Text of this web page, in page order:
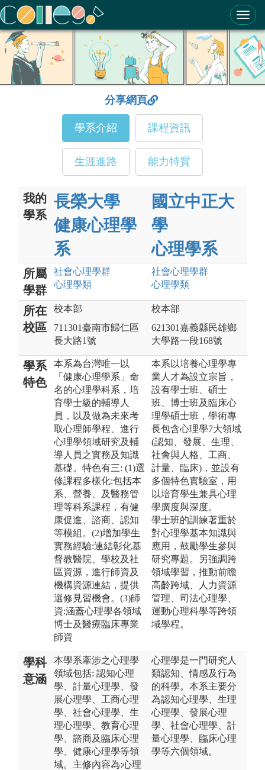
ColleGo! 大學選才與高中育才輔助系統
分享網頁
學系介紹 課程資訊
生涯進路 能力特質
我的
學系
長榮大學
健康心理學
系
國立中正大
學
心理學系
所屬
學群
社會心理學群
心理學類
社會心理學群
心理學類
所在
校區
校本部
711301臺南市歸仁區
長大路1號
校本部
621301嘉義縣民雄鄉
大學路一段168號
學系
特色
本系為台灣唯一以
「健康心理學系」命
名的心理學科系，培
育學士級的輔導人
員，以及做為未來考
取心理師學程、進行
心理學領域研究及輔
導人員之實務及知識
基礎。特色有三: (1)選
修課程多樣化:包括本
系、營養、及醫務管
理等科系課程，有健
康促進、諮商、認知
等模組。(2)增加學生
實務經驗:連結彰化基
督教醫院、學校及社
區資源，進行師資及
機構資源連結，提供
選修見習機會。(3)師
資:涵蓋心理學各領域
博士及醫療臨床專業
師資
本系以培養心理學專
業人才為設立宗旨，
設有學士班、碩士
班、博士班及臨床心
理學碩士班，學術專
長包含心理學7大領域
(認知、發展、生理、
社會與人格、工商、
計量、臨床)，並設有
多個特色實驗室，用
以培育學生兼具心理
學廣度與深度。
學士班的訓練著重於
對心理學基本知識與
應用，鼓勵學生參與
研究專題。另強調跨
領域學習，推動前瞻
高齡跨域、人力資源
管理、司法心理學、
運動心理科學等跨領
域學程。
學科
意涵
本學系牽涉之心理學
領域包括: 認知心理
學、計量心理學、發
展心理學、工商心理
學、社會心理學、生
理心理學、教育心理
學、諮商及臨床心理
學、健康心理學等領
域。主修內容為:心理
心理學是一門研究人
類認知、情感及行為
的科學。本系主要分
為認知心理學、生理
心理學、發展心理
學、社會心理學、計
量心理學、臨床心理
學等六個領域。